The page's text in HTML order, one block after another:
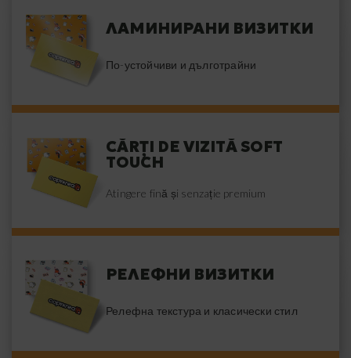
ЛАМИНИРАНИ ВИЗИТКИ
По-устойчиви и дълготрайни
CĂRȚI DE VIZITĂ SOFT
TOUCH
Atingere fină și senzație premium
РЕЛЕФНИ ВИЗИТКИ
Релефна текстура и класически стил